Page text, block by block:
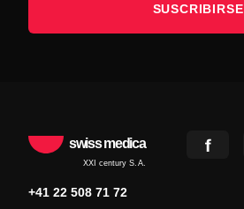
SUSCRIBIRSE
swiss medica
XXI century S.A.
+41 22 508 71 72